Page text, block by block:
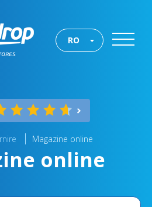
RO
Magazine online
online